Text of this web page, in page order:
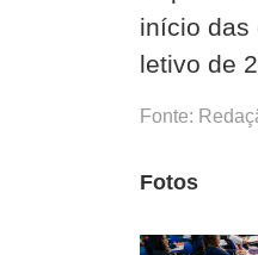
início das
letivo de
Fonte:
Fotos